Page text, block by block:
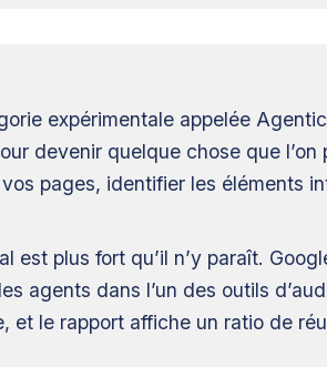
expérimentale appelée
devenir quelque chose que
pages, identifier les éléments
est plus fort qu’il n’y paraît.
agents dans l’un des outils
et le rapport affiche un ratio de